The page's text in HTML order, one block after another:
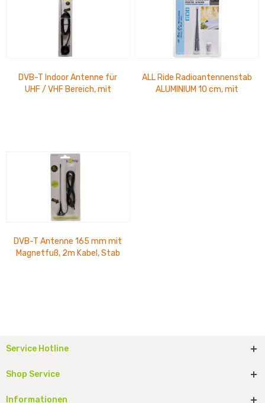
DVB-T Indoor Antenne für
UHF / VHF Bereich, mit
ALL Ride Radioantennenstab
ALUMINIUM 10 cm, mit
DVB-T Antenne 165 mm mit
Magnetfuß, 2m Kabel, Stab
Service Hotline
Shop Service
Informationen